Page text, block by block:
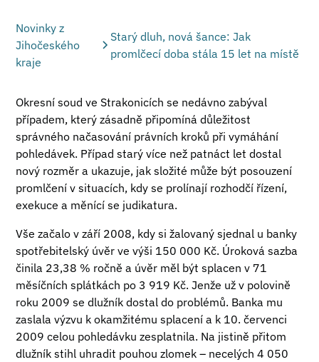
Novinky z
Jihočeského
kraje
Starý dluh, nová šance: Jak
promlčecí doba stála 15 let na místě
Okresní soud ve Strakonicích se nedávno zabýval
případem, který zásadně připomíná důležitost
správného načasování právních kroků při vymáhání
pohledávek. Případ starý více než patnáct let dostal
nový rozměr a ukazuje, jak složité může být posouzení
promlčení v situacích, kdy se prolínají rozhodčí řízení,
exekuce a měnící se judikatura.
Vše začalo v září 2008, kdy si žalovaný sjednal u banky
spotřebitelský úvěr ve výši 150 000 Kč. Úroková sazba
činila 23,38 % ročně a úvěr měl být splacen v 71
měsíčních splátkách po 3 919 Kč. Jenže už v polovině
roku 2009 se dlužník dostal do problémů. Banka mu
zaslala výzvu k okamžitému splacení a k 10. červenci
2009 celou pohledávku zesplatnila. Na jistině přitom
dlužník stihl uhradit pouhou zlomek – necelých 4 050